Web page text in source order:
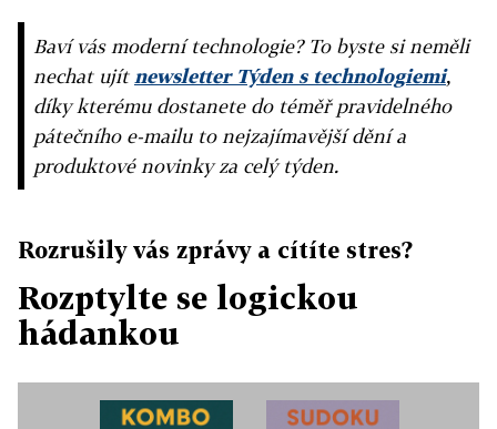
Baví vás moderní technologie? To byste si neměli
nechat ujít newsletter Týden s technologiemi,
díky kterému dostanete do téměř pravidelného
pátečního e-mailu to nejzajímavější dění a
produktové novinky za celý týden.
Rozrušily vás zprávy a cítíte stres?
Rozptylte se logickou
hádankou